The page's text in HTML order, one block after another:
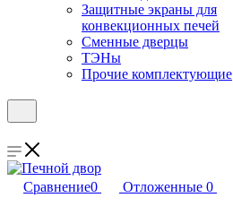
Защитные экраны для
конвекционных печей
Сменные дверцы
ТЭНы
Прочие комплектующие
Сравнение0 Отложенные 0